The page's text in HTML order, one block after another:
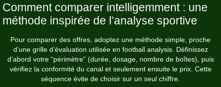
Comment comparer intelligemment : une
méthode inspirée de l’analyse sportive
Pour comparer des offres, adoptez une méthode simple, proche
d’une grille d’évaluation utilisée en football analysis. Définissez
d’abord votre “périmètre” (durée, dosage, nombre de boîtes), puis
vérifiez la conformité du canal et seulement ensuite le prix. Cette
séquence évite de choisir sur un seul chiffre.